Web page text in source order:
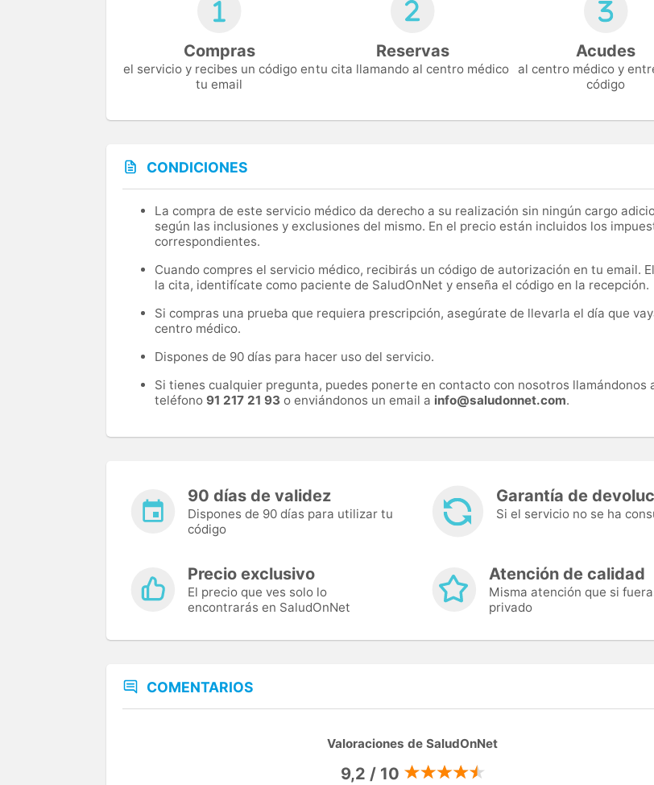
Compras
el servicio y recibes un código en
tu email
Reservas
tu cita llamando al centro médico
Acudes
al centro médico y
código
CONDICIONES
La compra de este servicio médico da derecho a su realización sin ningún cargo
según las inclusiones y exclusiones del mismo. En el precio están incluidos los
correspondientes.
Cuando compres el servicio médico, recibirás un código de autorización en tu email.
la cita, identifícate como paciente de SaludOnNet y enseña el código en la recepción.
Si compras una prueba que requiera prescripción, asegúrate de llevarla el día que
centro médico.
Dispones de 90 días para hacer uso del servicio.
Si tienes cualquier pregunta, puedes ponerte en contacto con nosotros llamándonos
teléfono 91 217 21 93 o enviándonos un email a info@saludonnet.com.
90 días de validez
Dispones de 90 días para utilizar tu
código
Garantía de
Si el servicio no se ha
Precio exclusivo
El precio que ves solo lo
encontrarás en SaludOnNet
Atención de calidad
Misma atención que si
privado
COMENTARIOS
Valoraciones de SaludOnNet
9,2 / 10